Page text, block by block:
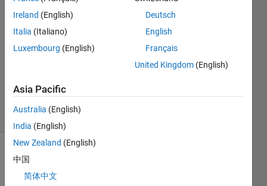
2024
1 Answer
Answer
Accepted
2024
(30 days)
Ireland (English)
Italia (Italiano)
Luxembourg (English)
Deutsch
English
Français
United Kingdom (English)
Asia Pacific
Australia (English)
India (English)
New Zealand (English)
中国
简体中文